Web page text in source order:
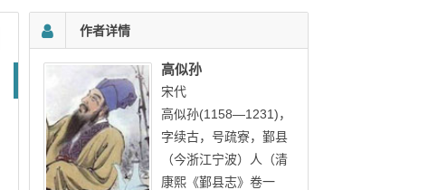
作者详情
高似孙
宋代
高似孙(1158—1231)，
字续古，号疏寮，鄞县
（今浙江宁波）人（清
康熙《鄞县志》卷一